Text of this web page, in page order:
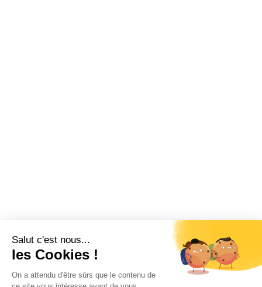
Salut c'est nous...
les Cookies !
On a attendu d'être sûrs que le contenu de